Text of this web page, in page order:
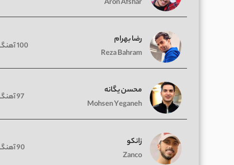
Aron Afshar
رضا بهرام
Reza Bahram
100 آهنگ
محسن یگانه
Mohsen Yeganeh
97 آهنگ
زانکو
Zanco
90 آهنگ